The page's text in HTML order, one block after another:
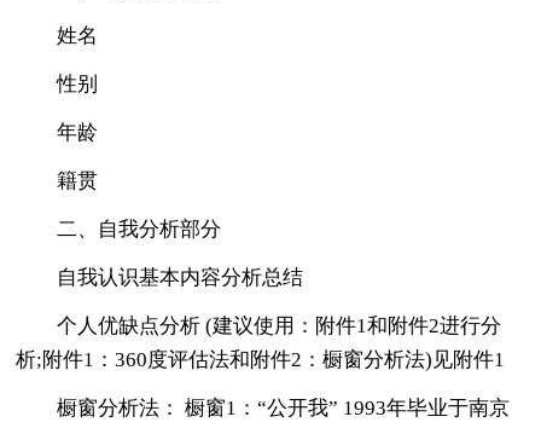
姓名
性别
年龄
籍贯
二、自我分析部分
自我认识基本内容分析总结
个人优缺点分析 (建议使用：附件1和附件2进行分
析;附件1：360度评估法和附件2：橱窗分析法)见附件1
橱窗分析法： 橱窗1：“公开我” 1993年毕业于南京